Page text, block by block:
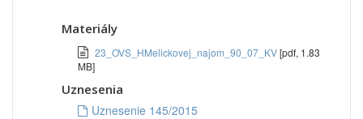
Materiály
23_OVS_HMelickovej_najom_90_07_KV[pdf, 1.83
MB]
Uznesenia
Uznesenie 145/2015